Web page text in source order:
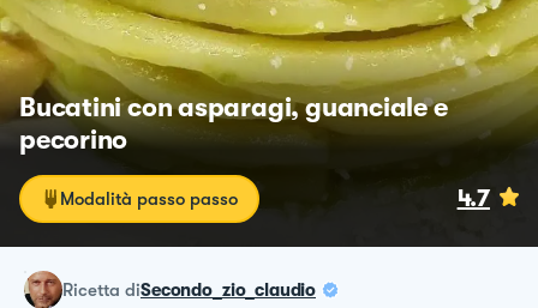
Bucatini con asparagi, guanciale e
pecorino
Modalità passo passo 4.7
ricetta diSecondo_zio_claudio